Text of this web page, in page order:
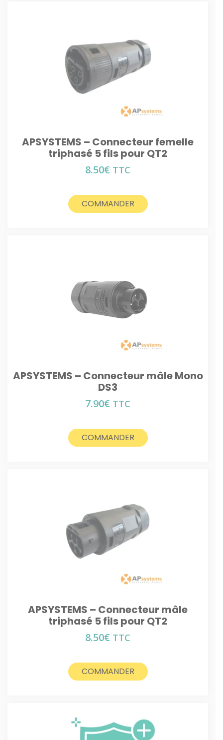
APSYSTEMS – Connecteur femelle
triphasé 5 fils pour QT2
8.50€ TTC
COMMANDER
APSYSTEMS – Connecteur mâle Mono
DS3
7.90€ TTC
COMMANDER
APSYSTEMS – Connecteur mâle
triphasé 5 fils pour QT2
8.50€ TTC
COMMANDER